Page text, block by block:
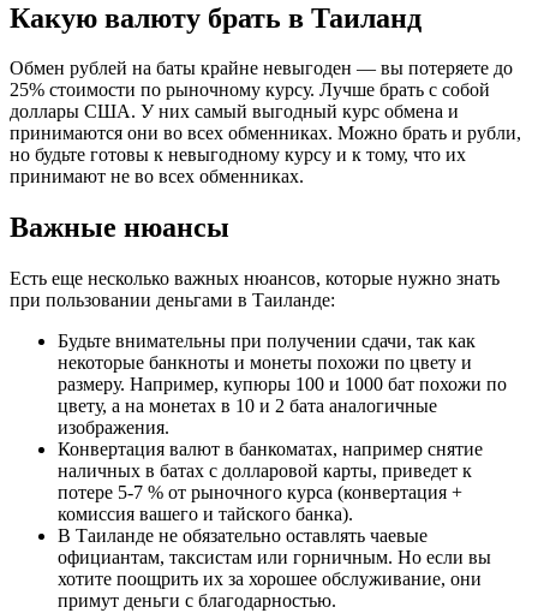
Какую валюту брать в Таиланд
Обмен рублей на баты крайне невыгоден — вы потеряете до
25% стоимости по рыночному курсу. Лучше брать с собой
доллары США. У них самый выгодный курс обмена и
принимаются они во всех обменниках. Можно брать и рубли,
но будьте готовы к невыгодному курсу и к тому, что их
принимают не во всех обменниках.
Важные нюансы
Есть еще несколько важных нюансов, которые нужно знать
при пользовании деньгами в Таиланде:
Будьте внимательны при получении сдачи, так как
некоторые банкноты и монеты похожи по цвету и
размеру. Например, купюры 100 и 1000 бат похожи по
цвету, а на монетах в 10 и 2 бата аналогичные
изображения.
Конвертация валют в банкоматах, например снятие
наличных в батах с долларовой карты, приведет к
потере 5-7 % от рыночного курса (конвертация +
комиссия вашего и тайского банка).
В Таиланде не обязательно оставлять чаевые
официантам, таксистам или горничным. Но если вы
хотите поощрить их за хорошее обслуживание, они
примут деньги с благодарностью.